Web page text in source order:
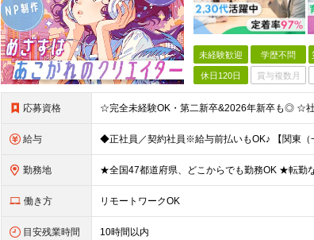
未経験歓迎 学歴不問
休日120日 賞与複数月
応募資格
給与
勤務地
働き方 リモートワークOK
目安残業時間 10時間以内